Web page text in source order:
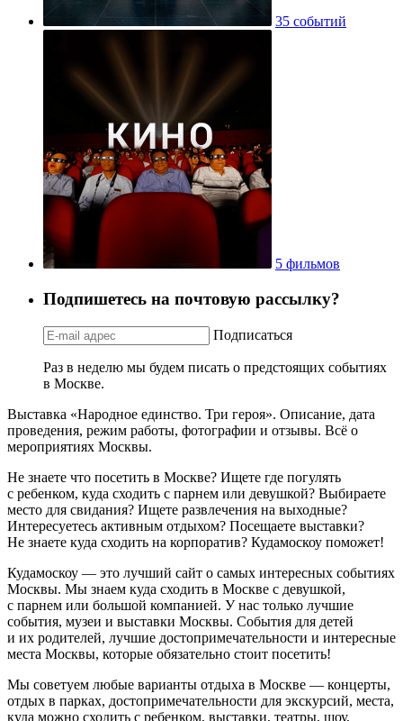
35 событий
5 фильмов
Подпишетесь на почтовую рассылку?
Подписаться
Раз в неделю мы будем писать о предстоящих событиях
в Москве.
Выставка «Народное единство. Три героя». Описание, дата
проведения, режим работы, фотографии и отзывы. Всё о
мероприятиях Москвы.
Не знаете что посетить в Москве? Ищете где погулять
с ребенком, куда сходить с парнем или девушкой? Выбираете
место для свидания? Ищете развлечения на выходные?
Интересуетесь активным отдыхом? Посещаете выставки?
Не знаете куда сходить на корпоратив? Кудамоскоу поможет!
Кудамоскоу — это лучший сайт о самых интересных событиях
Москвы. Мы знаем куда сходить в Москве с девушкой,
с парнем или большой компанией. У нас только лучшие
события, музеи и выставки Москвы. События для детей
и их родителей, лучшие достопримечательности и интересные
места Москвы, которые обязательно стоит посетить!
Мы советуем любые варианты отдыха в Москве — концерты,
отдых в парках, достопримечательности для экскурсий, места,
куда можно сходить с ребенком, выставки, театры, шоу,